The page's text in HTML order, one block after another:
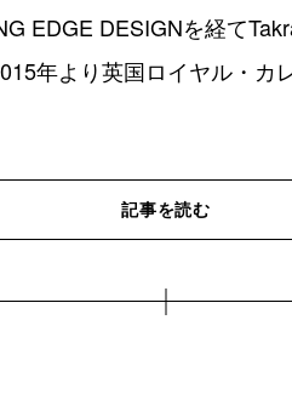
EDGE DESIGNを経て
年より英国ロイヤル・カ
記事を読む